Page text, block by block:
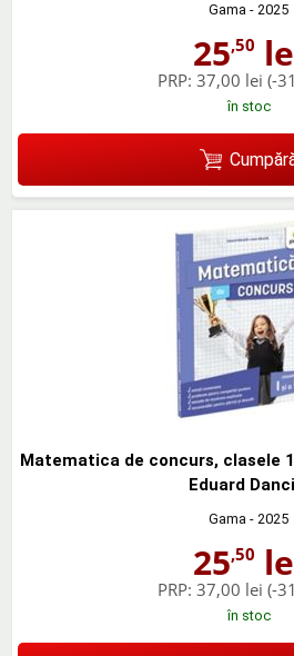
Gama - 2025
25,50
PRP: 37,00 lei (-
în stoc
Matematica de concurs, clasele
Eduard
Gama - 2025
25,50
PRP: 37,00 lei (-
în stoc